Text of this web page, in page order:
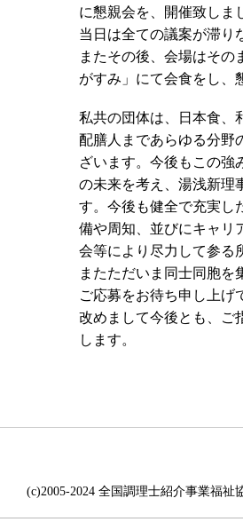
に懇親会を、開催致しま
当日は全ての議案が滞り
またその後、会場はその
がすみ」にて会食をし、
私共の団体は、日本食、
配膳人まであらゆる分野
ざいます。今後もこの強
の未来を考え、湯浅新理
す。今後も健全で充実し
備や周知、並びにキャリ
会等により尽力して参る
またただいま同士同胞を
ご応募をお待ち申し上げ
改めまして今後とも、ご
します。
(c)2005-2024 全国調理士紹介事業福